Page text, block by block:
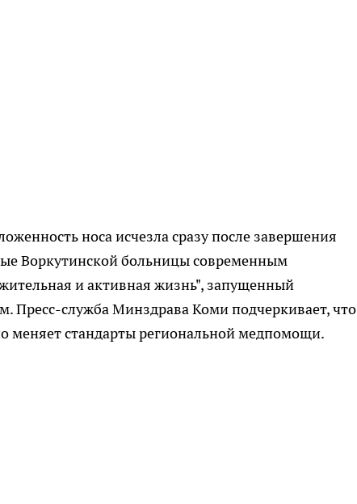
носа исчезла сразу после завершения
Воркутинской больницы современным
и активная жизнь", запущенный
Пресс-служба Минздрава Коми подчеркивает, что
меняет стандарты региональной медпомощи.